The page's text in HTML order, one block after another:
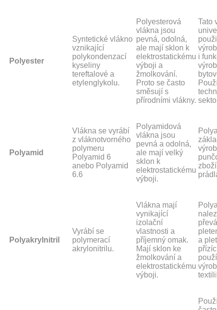
Polyester
Syntetické vlákno
vznikající
polykondenzací
kyseliny
tereftalové a
etylenglykolu.
Polyesterová
vlákna jsou
pevná, odolná,
ale mají sklon k
elektrostatickému
výboji a
žmolkování.
Proto se často
směsují s
přírodními vlákny.
Tato
i
Polyamid
Vlákna se vyrábí
z vláknotvorného
polymeru
Polyamid 6
anebo Polyamid
6.6
Polyamidová
vlákna jsou
pevná a odolná,
ale mají velký
sklon k
elektrostatickému
výboji.
Polyakrylnitril
Vyrábí se
polymerací
akrylonitrilu.
Vlákna mají
vynikající
izolační
vlastnosti a
příjemný omak.
Mají sklon ke
žmolkování a
elektrostatickému
výboji.
a